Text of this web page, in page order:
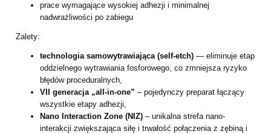
prace wymagające wysokiej adhezji i minimalnej
nadwrażliwości po zabiegu
Zalety:
technologia samowytrawiająca (self-etch) — eliminuje etap
oddzielnego wytrawiania fosforowego, co zmniejsza ryzyko
błędów proceduralnych,
VII generacja „all-in-one” – pojedynczy preparat łączący
wszystkie etapy adhezji,
Nano Interaction Zone (NIZ) – unikalna strefa nano-
interakcji zwiększająca siłę i trwałość połączenia z zębiną i